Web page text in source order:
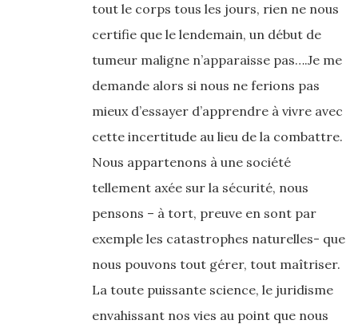
tout le corps tous les jours, rien ne nous
certifie que le lendemain, un début de
tumeur maligne n’apparaisse pas….Je me
demande alors si nous ne ferions pas
mieux d’essayer d’apprendre à vivre avec
cette incertitude au lieu de la combattre.
Nous appartenons à une société
tellement axée sur la sécurité, nous
pensons – à tort, preuve en sont par
exemple les catastrophes naturelles- que
nous pouvons tout gérer, tout maîtriser.
La toute puissante science, le juridisme
envahissant nos vies au point que nous